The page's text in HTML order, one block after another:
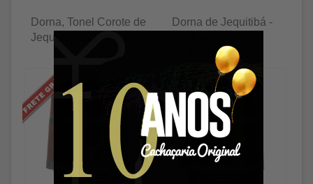
Dorna, Tonel Corote de
Jequitibá 10 Litros com
Dorna de Jequitibá -
10L(10000ml)